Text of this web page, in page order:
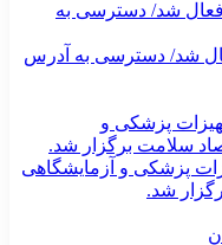
شد/ دسترسی به آدرس
پزشکی و آزمایشگاهی
شد.